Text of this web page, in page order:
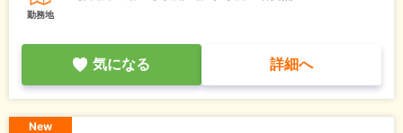
勤務地
気になる 詳細へ
New